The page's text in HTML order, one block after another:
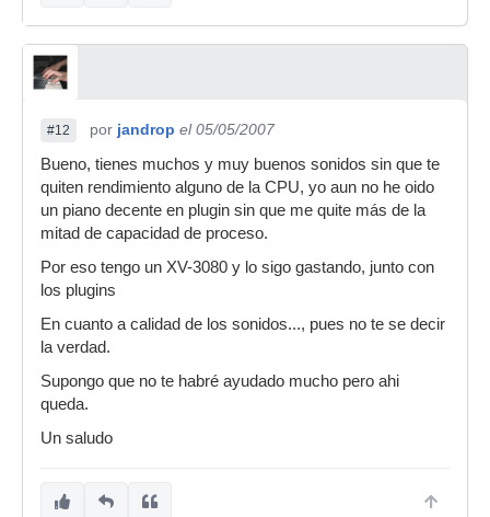
#12 por jandrop el 05/05/2007
Bueno, tienes muchos y muy buenos sonidos sin que te
quiten rendimiento alguno de la CPU, yo aun no he oido
un piano decente en plugin sin que me quite más de la
mitad de capacidad de proceso.
Por eso tengo un XV-3080 y lo sigo gastando, junto con
los plugins
En cuanto a calidad de los sonidos..., pues no te se decir
la verdad.
Supongo que no te habré ayudado mucho pero ahi
queda.
Un saludo